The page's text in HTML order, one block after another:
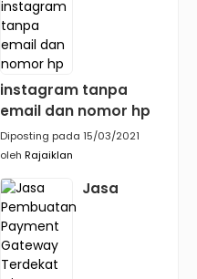
instagram tanpa
email dan nomor hp
Diposting pada 15/03/2021
oleh Rajaiklan
Jasa